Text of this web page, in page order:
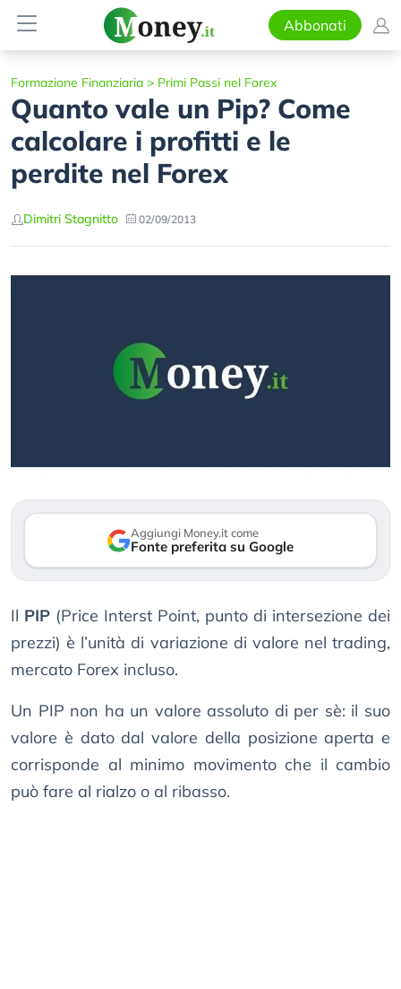
Abbonati
Formazione Finanziaria > Primi Passi nel Forex
Quanto vale un Pip? Come
calcolare i profitti e le
perdite nel Forex
Dimitri Stagnitto 02/09/2013
Aggiungi Money.it come
Fonte preferita su Google
Il PIP (Price Interst Point, punto di intersezione dei
prezzi) è l’unità di variazione di valore nel trading,
mercato Forex incluso.
Un PIP non ha un valore assoluto di per sè: il suo
valore è dato dal valore della posizione aperta e
corrisponde al minimo movimento che il cambio
può fare al rialzo o al ribasso.